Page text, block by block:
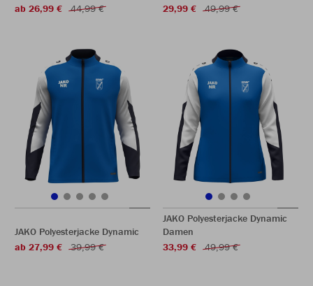
ab 26,99 €
44,99 €
29,99 €
49,99 €
JAKO Polyesterjacke Dynamic
ab 27,99 €
39,99 €
JAKO Polyesterjacke Dynamic
Damen
33,99 €
49,99 €